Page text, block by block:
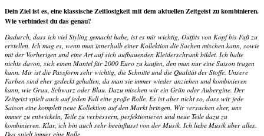
Dein Ziel ist es, eine klassische Zeitlosigkeit mit dem aktuellen Zeitgeist zu kombinieren.
Wie verbindest du das genau?
Dadurch, dass ich viel Styling gemacht habe, ist es mir wichtig, Outfits von Kopf bis Fuß zu
erstellen. Ich mag es, wenn man innerhalb einer Kollektion die Sachen mischen kann, sowie
mit der Vorherigen und eine Art auf sich aufbauenden Kleiderschrank bildet. Ich halte
nichts davon, sich einen Mantel für 2000 Euro zu kaufen, den man nur eine Saison tragen
kann. Mir ist die Passform sehr wichtig, die Schnitte und die Qualität der Stoffe. Unsere
Farben sind eher gedeckt gehalten, da man sie immer wieder anziehen und kombinieren
kann, wie Grau, Schwarz oder Blau. Dazu mischen wir ein Grün oder Aubergine. Der
Zeitgeist spielt auch auf jeden Fall eine große Rolle. Es ist aber nicht so, dass wir jede
Saison eine komplett neue Kollektion auf den Markt bringen. Wir versuchen eher, uns
immer zu entwickeln, Teile zu verbessern, perfektionieren und neue Teile dazu zu
kombinieren. Klar, ich bin auch sehr beeinflusst von der Musik. Ich liebe Musik über alles.
Das spielt immer eine Rolle.